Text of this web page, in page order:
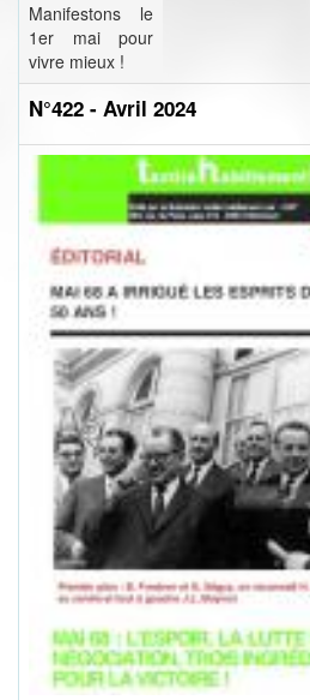
Manifestons le
1er mai pour
vivre mieux !
N°422 - Avril 2024